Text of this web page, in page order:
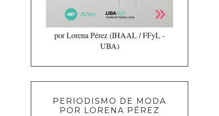
por Lorena Pérez (IHAAL / FFyL -
UBA)
PERIODISMO DE MODA
POR LORENA PÉREZ